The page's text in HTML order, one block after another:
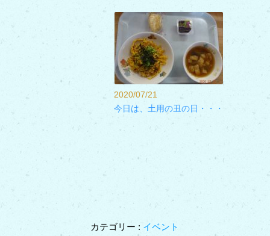
2020/07/21
今日は、土用の丑の日・・・
カテゴリー : イベント